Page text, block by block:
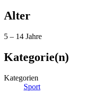
Alter
5 – 14 Jahre
Kategorie(n)
Kategorien
Sport